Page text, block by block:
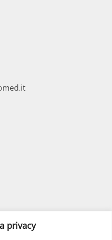
privacy